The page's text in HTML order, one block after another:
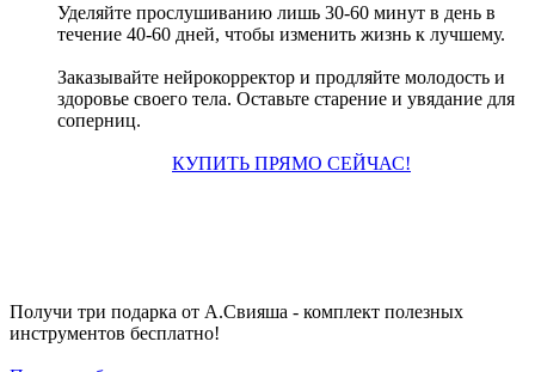
Уделяйте прослушиванию лишь 30-60 минут в день в
течение 40-60 дней, чтобы изменить жизнь к лучшему.
Заказывайте нейрокорректор и продляйте молодость и
здоровье своего тела. Оставьте старение и увядание для
соперниц.
КУПИТЬ ПРЯМО СЕЙЧАС!
Получи три подарка от А.Свияша - комплект полезных
инструментов бесплатно!